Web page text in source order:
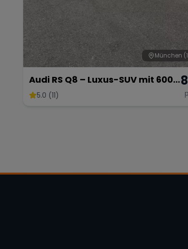
München
Audi RS Q8 – Luxus-SUV mit 600
PS5.0 (11)